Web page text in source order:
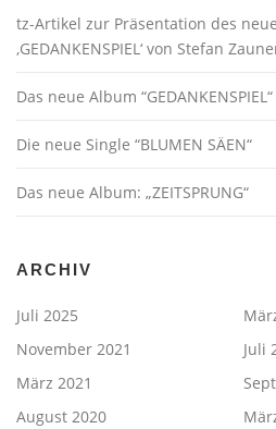
tz-Artikel zur Präsentation des
‚GEDANKENSPIEL‘ von Stefan
Das neue Album “GEDANKENSPIEL“
Die neue Single “BLUMEN SÄEN“
Das neue Album: „ZEITSPRUNG“
ARCHIV
Juli 2025
November 2021
Juli
März 2021
August 2020